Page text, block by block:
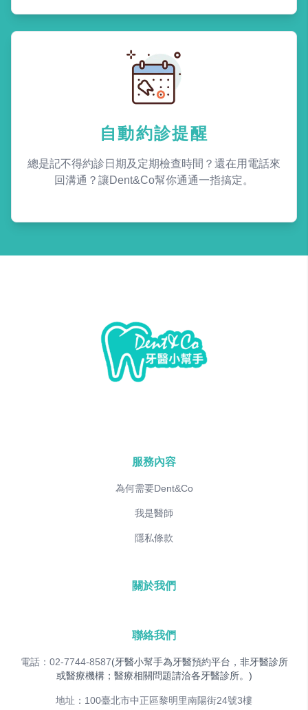
自動約診提醒
總是記不得約診日期及定期檢查時間？還在用電話來
回溝通？讓Dent&Co幫你通通一指搞定。
服務內容
為何需要Dent&Co
我是醫師
隱私條款
關於我們
聯絡我們
電話：02-7744-8587(牙醫小幫手為牙醫預約平台，非牙醫診所
或醫療機構；醫療相關問題請洽各牙醫診所。)
地址：100臺北市中正區黎明里南陽街24號3樓